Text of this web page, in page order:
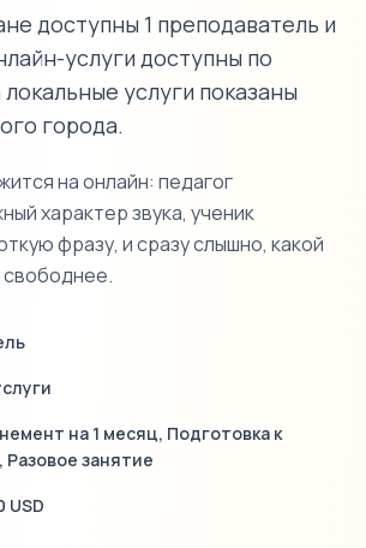
доступны 1 преподаватель и
услуги доступны по
услуги показаны
города.
на онлайн: педагог
характер звука, ученик
фразу, и сразу слышно, какой
свободнее.
на 1 месяц, Подготовка к
занятие
USD